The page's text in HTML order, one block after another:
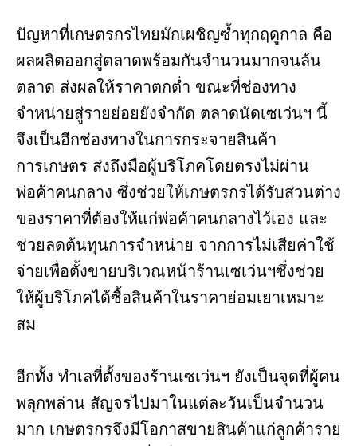
ปัญหาที่เกษตรกรไทยมักเผชิญซ้ำทุกฤดูกาล คือ
ผลผลิตออกสู่ตลาดพร้อมกันจำนวนมากจนล้น
ตลาด ส่งผลให้ราคาตกต่ำ ขณะที่ช่องทาง
จำหน่ายสู่รายย่อยยังจำกัด ตลาดนัดเซเว่นฯ นี้
จึงเป็นอีกช่องทางในการกระจายสินค้า
การเกษตร ส่งถึงมือผู้บริโภคโดยตรงไม่ผ่าน
พ่อค้าคนกลาง ซึ่งช่วยให้เกษตรกรได้รับส่วนต่าง
ของราคาที่ต้องให้แก่พ่อค้าคนกลางไว้เอง และ
ช่วยลดต้นทุนการจำหน่าย จากการไม่เสียค่าใช้
จ่ายเพื่อตั้งขายบริเวณหน้าร้านเซเว่นฯซึ่งช่วย
ให้ผู้บริโภคได้ซื้อสินค้าในราคาย่อมเยาเหมาะ
สม
อีกทั้ง ทำเลที่ตั้งของร้านเซเว่นฯ ยังเป็นจุดที่ผู้คน
พลุกพล่าน สัญจรไปมาในแต่ละวันเป็นจำนวน
มาก เกษตรกรจึงมีโอกาสขายสินค้าแก่ลูกค้าราย